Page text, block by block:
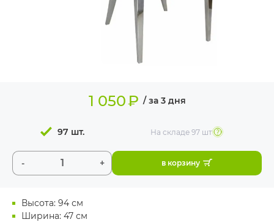
Высота: 94 см
Ширина: 47 см
1 050₽ / за 3 дня
- +
97 шт. На складе97 шт
в корзину